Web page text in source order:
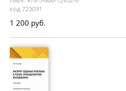
код 723031
1 200 руб.